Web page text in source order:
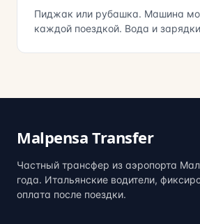
Пиджак или рубашка. Машина
каждой поездкой. Вода и
Malpensa Transfer
Частный трансфер из аэропорта
года. Итальянские водители,
оплата после поездки.